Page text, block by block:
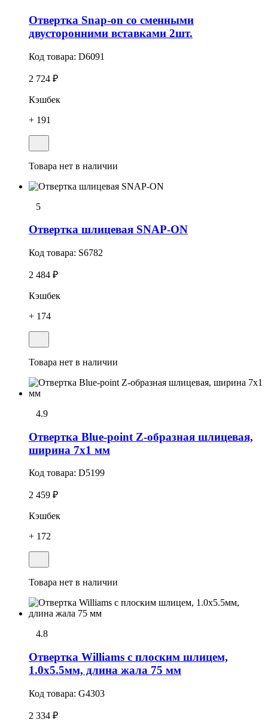
Отвертка Snap-on со сменными
двусторонними вставками 2шт.
Код товара: D6091
2 724 ₽
Кэшбек
+ 191
Товара нет в наличии
5
Отвеpтка шлицевая SNAP-ON
Код товара: S6782
2 484 ₽
Кэшбек
+ 174
Товара нет в наличии
4.9
Отвертка Blue-point Z-образная шлицевая,
ширина 7х1 мм
Код товара: D5199
2 459 ₽
Кэшбек
+ 172
Товара нет в наличии
4.8
Отвертка Williams с плоским шлицем,
1.0х5.5мм, длина жала 75 мм
Код товара: G4303
2 334 ₽